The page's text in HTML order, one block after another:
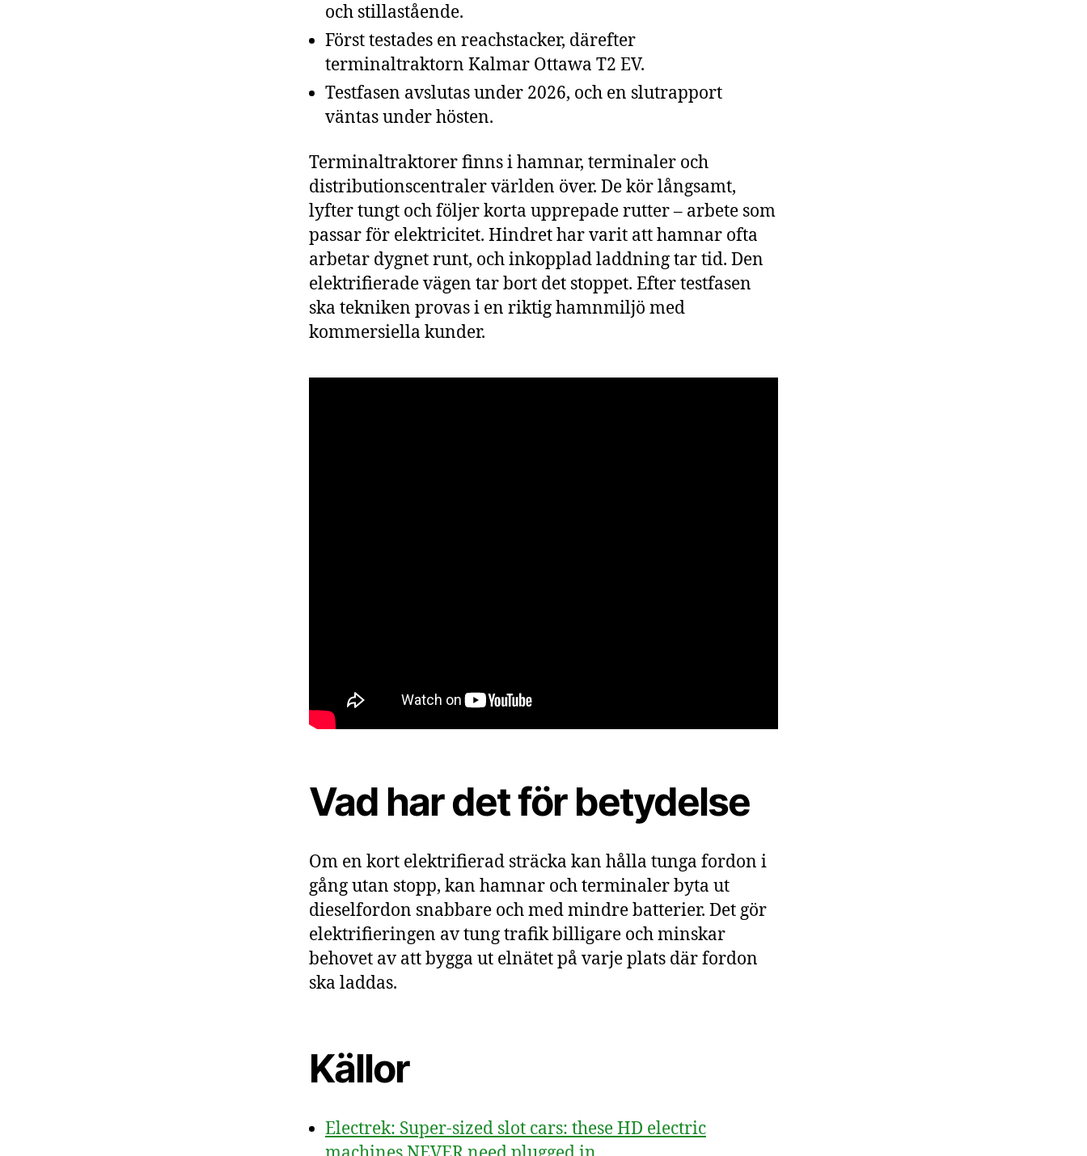
och stillastående.
Först testades en reachstacker, därefter
terminaltraktorn Kalmar Ottawa T2 EV.
Testfasen avslutas under 2026, och en slutrapport
väntas under hösten.
Terminaltraktorer finns i hamnar, terminaler och
distributionscentraler världen över. De kör långsamt,
lyfter tungt och följer korta upprepade rutter – arbete som
passar för elektricitet. Hindret har varit att hamnar ofta
arbetar dygnet runt, och inkopplad laddning tar tid. Den
elektrifierade vägen tar bort det stoppet. Efter testfasen
ska tekniken provas i en riktig hamnmiljö med
kommersiella kunder.
Vad har det för betydelse
Om en kort elektrifierad sträcka kan hålla tunga fordon i
gång utan stopp, kan hamnar och terminaler byta ut
dieselfordon snabbare och med mindre batterier. Det gör
elektrifieringen av tung trafik billigare och minskar
behovet av att bygga ut elnätet på varje plats där fordon
ska laddas.
Källor
Electrek: Super-sized slot cars: these HD electric